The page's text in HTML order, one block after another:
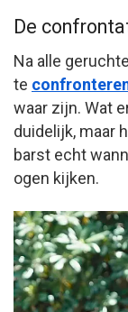
De
Na alle
te
waar zijn. Wat
duidelijk, maar
barst echt
ogen kijken.